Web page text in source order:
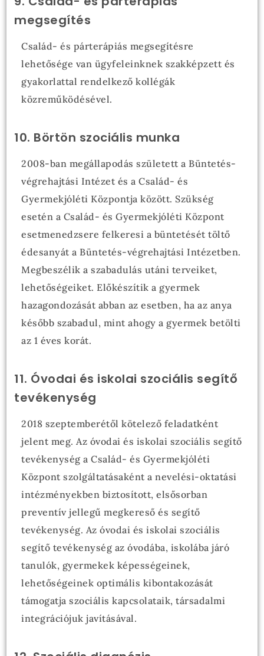
megsegítés
Család- és párterápiás megsegítésre
lehetősége van ügyfeleinknek szakképzett és
gyakorlattal rendelkező kollégák
közreműködésével.
10. Börtön szociális munka
2008-ban megállapodás született a Büntetés-
végrehajtási Intézet és a Család- és
Gyermekjóléti Központja között. Szükség
esetén a Család- és Gyermekjóléti Központ
esetmenedzsere felkeresi a büntetését töltő
édesanyát a Büntetés-végrehajtási Intézetben.
Megbeszélik a szabadulás utáni terveiket,
lehetőségeiket. Előkészítik a gyermek
hazagondozását abban az esetben, ha az anya
később szabadul, mint ahogy a gyermek betölti
az 1 éves korát.
11. Óvodai és iskolai szociális segítő
tevékenység
2018 szeptemberétől kötelező feladatként
jelent meg. Az óvodai és iskolai szociális segítő
tevékenység a Család- és Gyermekjóléti
Központ szolgáltatásaként a nevelési-oktatási
intézményekben biztosított, elsősorban
preventív jellegű megkereső és segítő
tevékenység. Az óvodai és iskolai szociális
segítő tevékenység az óvodába, iskolába járó
tanulók, gyermekek képességeinek,
lehetőségeinek optimális kibontakozását
támogatja szociális kapcsolataik, társadalmi
integrációjuk javításával.